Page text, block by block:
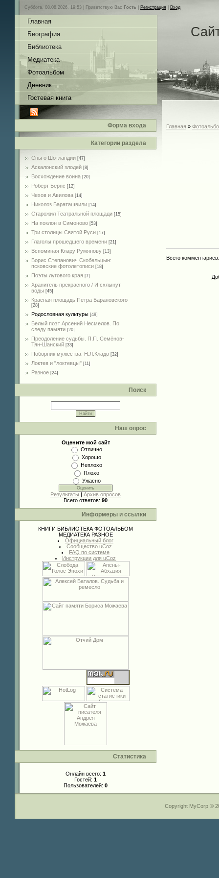
Суббота, 08.08.2026, 19:53 | Приветствую Вас Гость Регистрация Вход
Главная
Биография
Библиотека
Медиатека
Фотоальбом
Дневник
Гостевая книга
Форма входа
Категории раздела
Сны о Шотландии [47]
Аскалонский злодей [8]
Восхождение воина [20]
Роберт Бёрнс [12]
Чехов и Авилова [14]
Николоз Бараташвили [14]
Cтарожил Театральной площади [15]
На поклон в Симоново [53]
Три столицы Святой Руси [17]
Глаголы прошедшего времени [21]
Вспоминая Клару Румянову [13]
Борис Степанович Скобельцын:
псковские фотолетописи [18]
Поэты лугового края [7]
Хранитель прекрасного / И схлынут
воды [45]
Красная площадь Петра Барановского
[28]
Родословная культуры [49]
Белый поэт Арсений Несмелов. По
следу памяти [20]
Преодоление судьбы. П.П. Семёнов-
Тян-Шанский [33]
Поборник мужества. Н.Л.Кладо [32]
Локтев и "локтевцы" [11]
Разное [24]
Поиск
Наш опрос
Оцените мой сайт
Отлично
Хорошо
Неплохо
Плохо
Ужасно
Результаты | Архив опросов
Всего ответов: 90
Информеры и ссылки
КНИГИ БИБЛИОТЕКА ФОТОАЛЬБОМ
МЕДИАТЕКА РАЗНОЕ
Официальный блог
Сообщество uCoz
FAQ по системе
Инструкции для uCoz
Статистика
Онлайн всего: 1
Гостей: 1
Пользователей: 0
Главная »
Всего комментариев
Copyright MyCorp ©